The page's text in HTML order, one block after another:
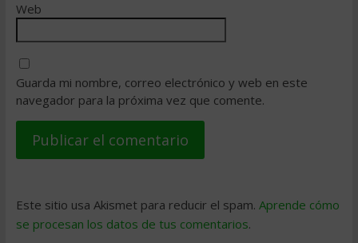
Web
Guarda mi nombre, correo electrónico y web en este
navegador para la próxima vez que comente.
Este sitio usa Akismet para reducir el spam. Aprende cómo
se procesan los datos de tus comentarios.